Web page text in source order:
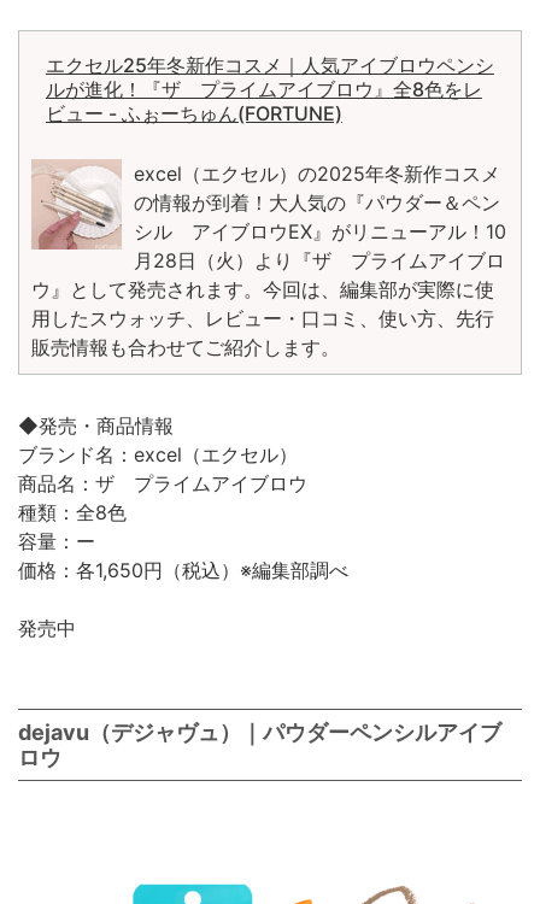
エクセル25年冬新作コスメ｜人気アイブロウペンシ
ルが進化！『ザ プライムアイブロウ』全8色をレ
ビュー - ふぉーちゅん(FORTUNE)
excel（エクセル）の2025年冬新作コスメ
の情報が到着！大人気の『パウダー＆ペン
シル アイブロウEX』がリニューアル！10
月28日（火）より『ザ プライムアイブロ
ウ』として発売されます。今回は、編集部が実際に使
用したスウォッチ、レビュー・口コミ、使い方、先行
販売情報も合わせてご紹介します。
◆発売・商品情報
ブランド名：excel（エクセル）
商品名：ザ プライムアイブロウ
種類：全8色
容量：ー
価格：各1,650円（税込）※編集部調べ
発売中
dejavu（デジャヴュ）｜パウダーペンシルアイブ
ロウ